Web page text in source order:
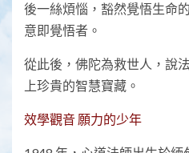
後一絲煩惱，豁然覺悟生命
意即覺悟者。
從此後，佛陀為救世人，說
上珍貴的智慧寶藏。
效學觀音 願力的少年